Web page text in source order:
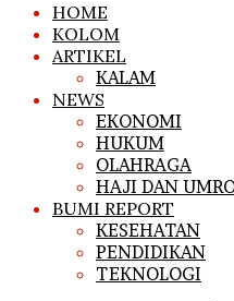
HOME
KOLOM
ARTIKEL
KALAM
NEWS
EKONOMI
HUKUM
OLAHRAGA
HAJI DAN
BUMI REPORT
KESEHATAN
PENDIDIKAN
TEKNOLOGI